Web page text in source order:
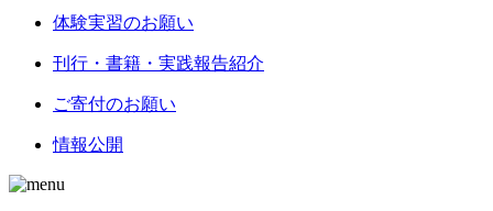
体験実習のお願い
刊行・書籍・実践報告紹介
ご寄付のお願い
情報公開